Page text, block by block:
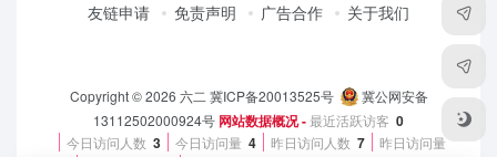
友链申请 免责声明 广告合作 关于我们
Copyright © 2026 六二 冀ICP备20013525号
冀公网安备
13112502000924号 网站数据概况 -最近活跃访客 0
今日访问人数 3 今日访问量 4 昨日访问人数 7 昨日访问量